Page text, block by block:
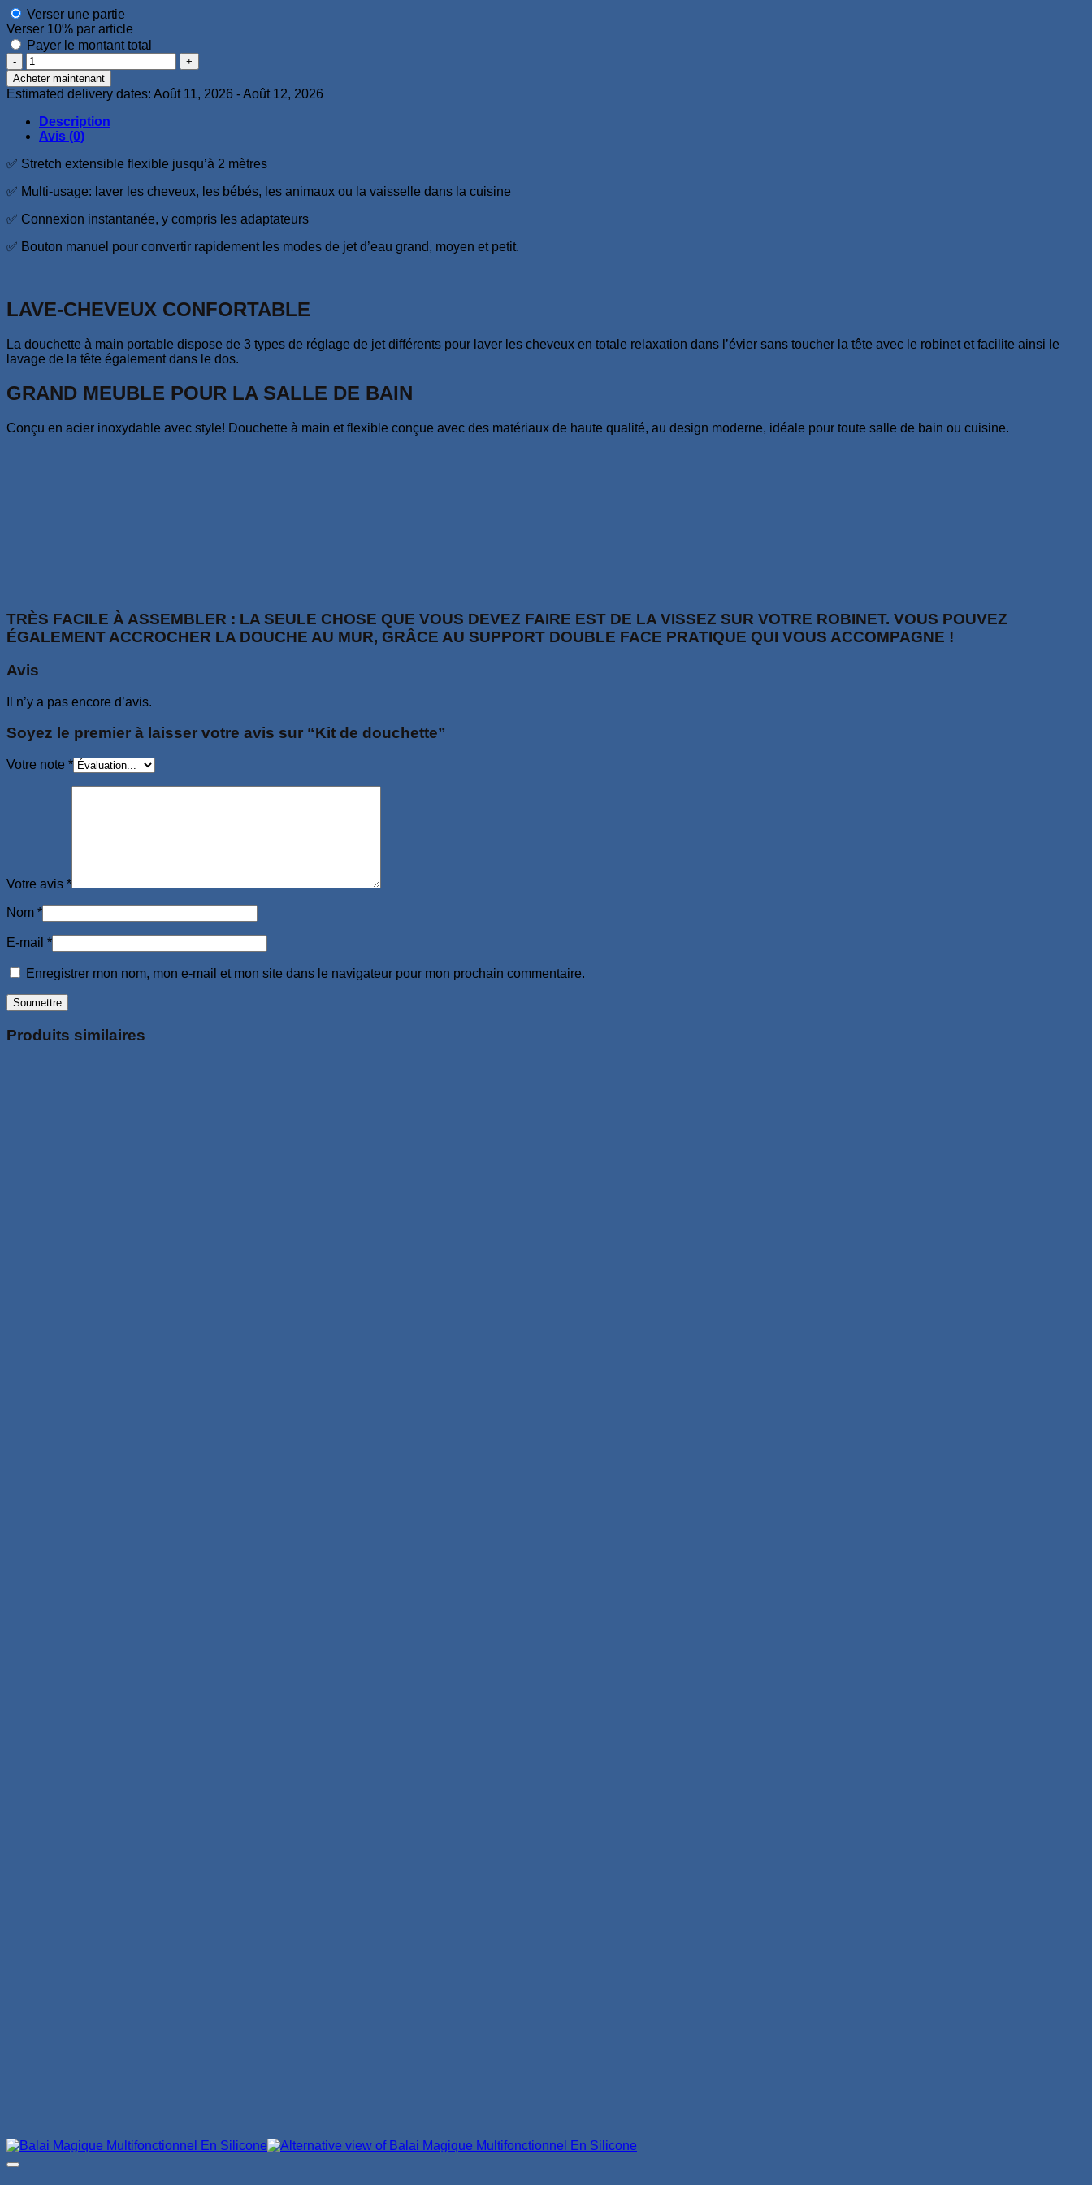
Verser une partie
Verser 10% par article
Payer le montant total
quantité
de
Kit
de
douchette
Acheter maintenant
Estimated delivery dates: Août 11, 2026 - Août 12, 2026
Description
Avis (0)
✅ Stretch extensible flexible jusqu’à 2 mètres
✅ Multi-usage: laver les cheveux, les bébés, les animaux ou la vaisselle dans la cuisine
✅ Connexion instantanée, y compris les adaptateurs
✅ Bouton manuel pour convertir rapidement les modes de jet d’eau grand, moyen et petit.
LAVE-CHEVEUX CONFORTABLE
La douchette à main portable dispose de 3 types de réglage de jet différents pour laver les cheveux en totale relaxation dans l’évier sans toucher la tête avec le robinet et facilite ainsi le
lavage de la tête également dans le dos.
GRAND MEUBLE POUR LA SALLE DE BAIN
Conçu en acier inoxydable avec style! Douchette à main et flexible conçue avec des matériaux de haute qualité, au design moderne, idéale pour toute salle de bain ou cuisine.
TRÈS FACILE À ASSEMBLER : LA SEULE CHOSE QUE VOUS DEVEZ FAIRE EST DE LA VISSEZ SUR VOTRE ROBINET. VOUS POUVEZ
ÉGALEMENT ACCROCHER LA DOUCHE AU MUR, GRÂCE AU SUPPORT DOUBLE FACE PRATIQUE QUI VOUS ACCOMPAGNE !
Avis
Il n’y a pas encore d’avis.
Soyez le premier à laisser votre avis sur “Kit de douchette”
Votre note *
Votre avis *
Nom *
E-mail *
Enregistrer mon nom, mon e-mail et mon site dans le navigateur pour mon prochain commentaire.
Produits similaires